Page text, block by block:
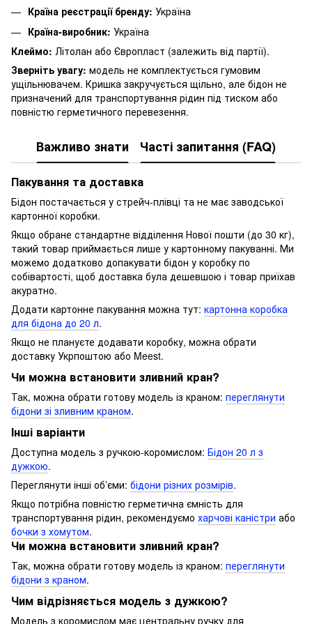
Країна реєстрації бренду: Україна
Країна-виробник: Україна
Клеймо: Літолан або Європласт (залежить від партії).
Зверніть увагу: модель не комплектується гумовим
ущільнювачем. Кришка закручується щільно, але бідон не
призначений для транспортування рідин під тиском або
повністю герметичного перевезення.
Важливо знати Часті запитання (FAQ)
Пакування та доставка
Бідон постачається у стрейч-плівці та не має заводської
картонної коробки.
Якщо обране стандартне відділення Нової пошти (до 30 кг),
такий товар приймається лише у картонному пакуванні. Ми
можемо додатково допакувати бідон у коробку по
собівартості, щоб доставка була дешевшою і товар приїхав
акуратно.
Додати картонне пакування можна тут: картонна коробка
для бідона до 20 л.
Якщо не плануєте додавати коробку, можна обрати
доставку Укрпоштою або Meest.
Чи можна встановити зливний кран?
Так, можна обрати готову модель із краном: переглянути
бідони зі зливним краном.
Інші варіанти
Доступна модель з ручкою-коромислом: Бідон 20 л з
дужкою.
Переглянути інші об’єми: бідони різних розмірів.
Якщо потрібна повністю герметична ємність для
транспортування рідин, рекомендуємо харчові каністри або
бочки з хомутом.
Чи можна встановити зливний кран?
Так, можна обрати готову модель із краном: переглянути
бідони з краном.
Чим відрізняється модель з дужкою?
Модель з коромислом має центральну ручку для